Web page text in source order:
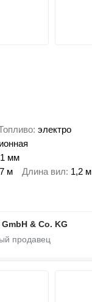
электро
мм
м Длина вил 1,2 м
& Co. KG